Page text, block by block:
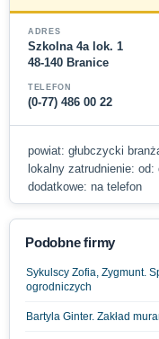
ADRES
Szkolna 4a lok. 1
48-140 Branice
TELEFON
(0-77) 486 00 22
powiat: głubczycki
lokalny zatrudnienie:
dodatkowe: na telefon
Podobne firmy
Sykulscy Zofia, Zygmunt.
ogrodniczych
Bartyla Ginter. Zakład